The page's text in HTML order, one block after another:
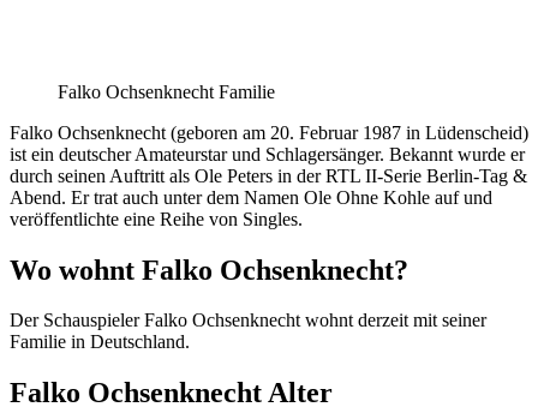
Falko Ochsenknecht Familie
Falko Ochsenknecht (geboren am 20. Februar 1987 in Lüdenscheid)
ist ein deutscher Amateurstar und Schlagersänger. Bekannt wurde er
durch seinen Auftritt als Ole Peters in der RTL II-Serie Berlin-Tag &
Abend. Er trat auch unter dem Namen Ole Ohne Kohle auf und
veröffentlichte eine Reihe von Singles.
Wo wohnt Falko Ochsenknecht?
Der Schauspieler Falko Ochsenknecht wohnt derzeit mit seiner
Familie in Deutschland.
Falko Ochsenknecht Alter